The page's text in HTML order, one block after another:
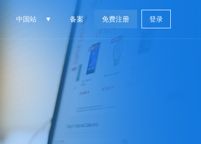
中国站 备案 免费注册 登录